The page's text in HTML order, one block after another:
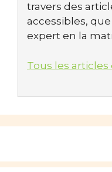
travers des
accessibles,
expert en la
Tous les articles